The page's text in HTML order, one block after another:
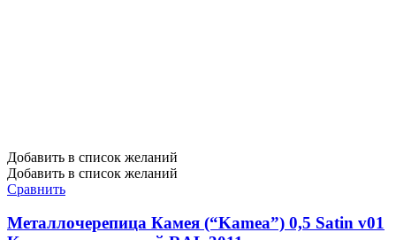
Добавить в список желаний
Добавить в список желаний
Сравнить
Металлочерепица Камея (“Kamea”) 0,5 Satin v01